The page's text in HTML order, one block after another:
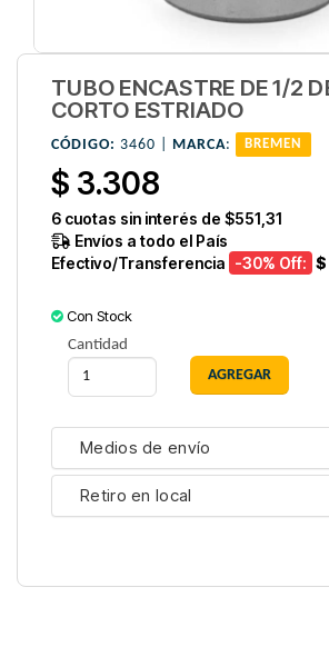
TUBO ENCASTRE DE 1/2
CORTO ESTRIADO
CÓDIGO: 3460 | MARCA: BREMEN
$ 3.308
6 cuotas sin interés de $551,31
Envíos a todo el País
Efectivo/Transferencia -30% Off: $
Con Stock
Cantidad
Medios de envío
Retiro en local